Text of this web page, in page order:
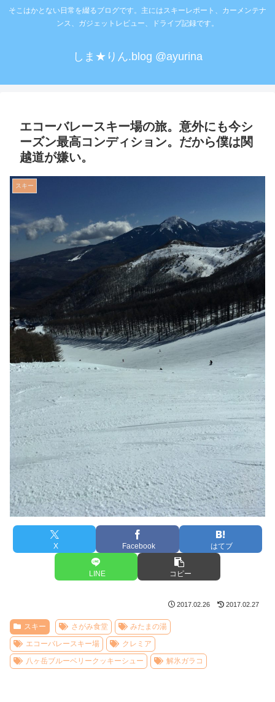
そこはかとない日常を綴るブログです。主にはスキーレポート、カーメンテナ
ンス、ガジェットレビュー、ドライブ記録です。
しま★りん.blog @ayurina
エコーバレースキー場の旅。意外にも今シ
ーズン最高コンディション。だから僕は関
越道が嫌い。
スキー
X Facebook はてブ
LINE コピー
2017.02.26 2017.02.27
スキー さがみ食堂
みたまの湯
エコーバレースキー場
クレミア
八ヶ岳ブルーベリークッキーシュー
解氷ガラコ